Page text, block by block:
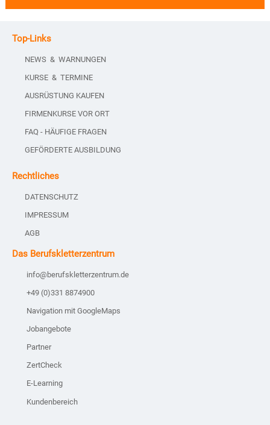
Top-Links
NEWS & WARNUNGEN
KURSE & TERMINE
AUSRÜSTUNG KAUFEN
FIRMENKURSE VOR ORT
FAQ - HÄUFIGE FRAGEN
GEFÖRDERTE AUSBILDUNG
Rechtliches
DATENSCHUTZ
IMPRESSUM
AGB
Das Berufskletterzentrum
info@berufskletterzentrum.de
+49 (0)331 8874900
Navigation mit GoogleMaps
Jobangebote
Partner
ZertCheck
E-Learning
Kundenbereich